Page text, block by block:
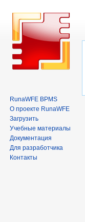
RunaWFE BPMS
О проекте RunaWFE
Загрузить
Учебные материалы
Документация
Для разработчика
Контакты